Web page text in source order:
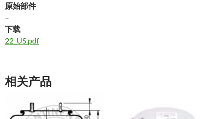
原始部件
–
下载
22_US.pdf
相关产品